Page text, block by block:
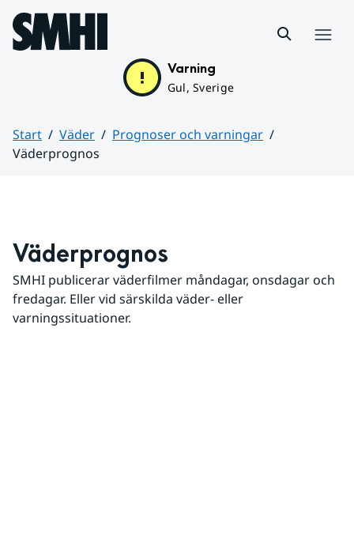
Hoppa till sidans innehåll
Varning
Gul, Sverige
Start Väder
Prognoser och varningar
Väderprognos
Väderprognos
SMHI publicerar väderfilmer måndagar, onsdagar och
fredagar. Eller vid särskilda väder- eller
varningssituationer.